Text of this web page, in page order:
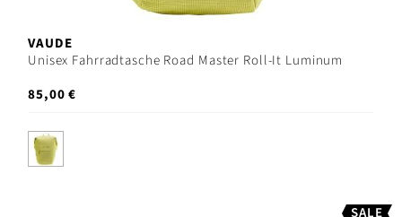
VAUDE
Unisex Fahrradtasche Road Master Roll-It Luminum
85,00 €
SALE